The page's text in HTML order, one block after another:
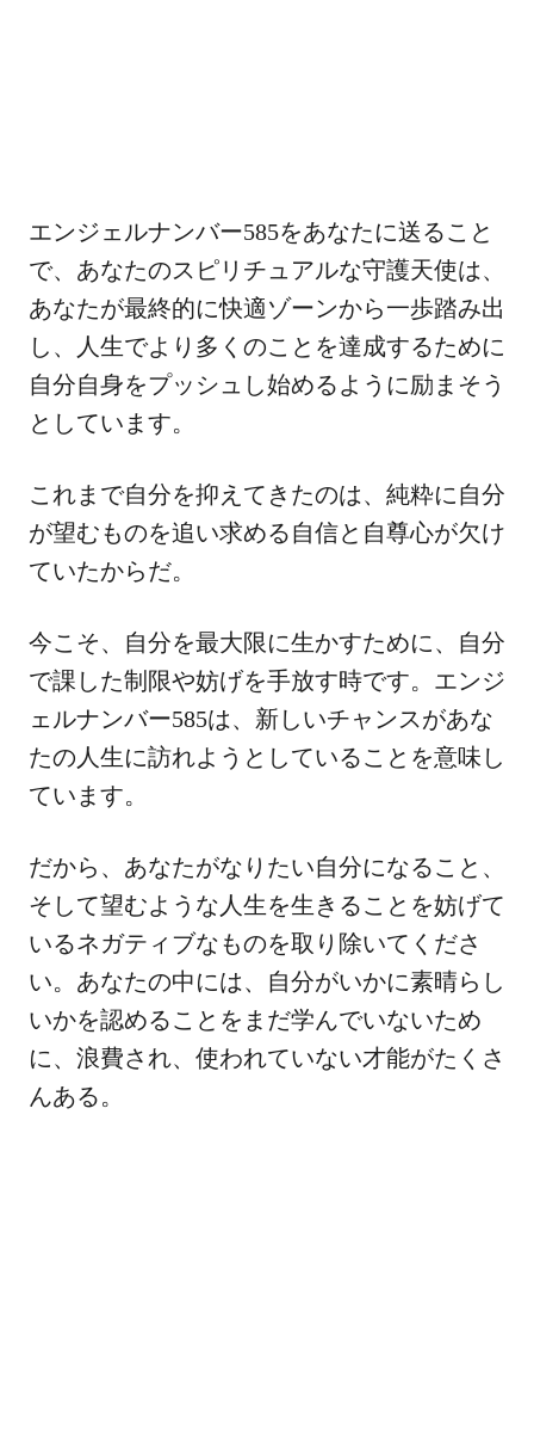
エンジェルナンバー585をあなたに送ること
で、あなたのスピリチュアルな守護天使は、
あなたが最終的に快適ゾーンから一歩踏み出
し、人生でより多くのことを達成するために
自分自身をプッシュし始めるように励まそう
としています。
これまで自分を抑えてきたのは、純粋に自分
が望むものを追い求める自信と自尊心が欠け
ていたからだ。
今こそ、自分を最大限に生かすために、自分
で課した制限や妨げを手放す時です。エンジ
ェルナンバー585は、新しいチャンスがあな
たの人生に訪れようとしていることを意味し
ています。
だから、あなたがなりたい自分になること、
そして望むような人生を生きることを妨げて
いるネガティブなものを取り除いてくださ
い。あなたの中には、自分がいかに素晴らし
いかを認めることをまだ学んでいないため
に、浪費され、使われていない才能がたくさ
んある。